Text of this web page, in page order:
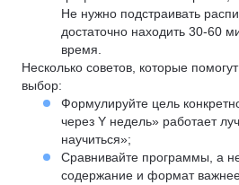
Не нужно подстраивать
достаточно находить 30-60
время.
Несколько советов, которые
выбор:
Формулируйте цель
через Y недель» работает
научиться»;
Сравнивайте программы, а
содержание и формат